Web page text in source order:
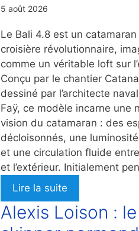
5 août 2026
Le Bali 4.8 est un catamaran
croisière révolutionnaire,
comme un véritable loft sur
Conçu par le chantier
dessiné par l’architecte
Faÿ, ce modèle incarne une
vision du catamaran : des
décloisonnés, une
et une circulation fluide
et l’extérieur. Initialement
Lire la suite
Alexis Loison : le